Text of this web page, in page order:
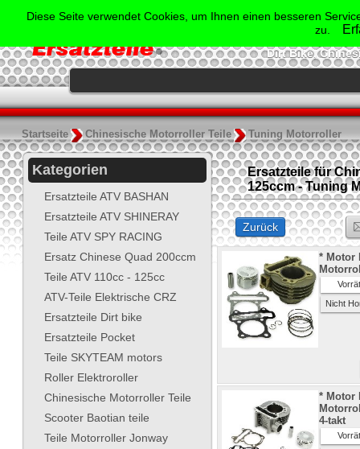
Der Spezialist für
Shineray,
Dirt Bike,
.
Startseite Chinesische Motorroller Teile Tuning Motorroller
Kategorien
Ersatzteile ATV BASHAN
Ersatzteile ATV SHINERAY
Teile ATV SPY RACING
Ersatz Chinese Quad 200ccm
Teile ATV 110cc - 125cc
ATV-Teile Elektrische CRZ
Ersatzteile Dirt bike
Ersatzteile Pocket
Teile SKYTEAM motors
Roller Elektroroller
Chinesische Motorroller Teile
Scooter Baotian teile
Teile Motorroller Jonway
Ersatzteile für
125ccm - Tuning
Zurück
* Motor
Nicht
* Motor
4-takt
Diese Seite verwendet Cookies, um Ihnen einen besseren
zu.